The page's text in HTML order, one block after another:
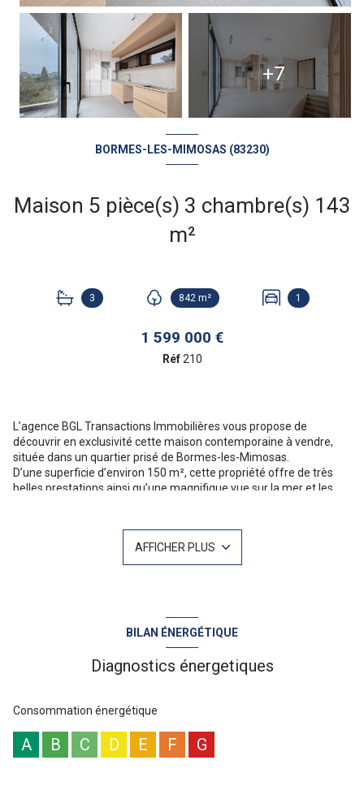
+7
BORMES-LES-MIMOSAS (83230)
Maison 5 pièce(s) 3 chambre(s) 143
m²
3 842 m² 1
1 599 000 €
Réf210
L’agence BGL Transactions Immobilières vous propose de
découvrir en exclusivité cette maison contemporaine à vendre,
située dans un quartier prisé de Bormes-les-Mimosas.
D’une superficie d’environ 150 m², cette propriété offre de très
belles prestations ainsi qu’une magnifique vue sur la mer et les
d’une cuisine entièrement équipée, d’un garage, de deux
chambres disposant chacune de leur salle d’eau privative, ainsi
que d’une magnifique suite parentale avec dressing et salle de
Pour plus d'informations ou une visite n'hésitez pas à contacter
Baptiste GAINNET 06 42 25 00 49 - Votre agent commercial sur Le
“Les informations sur les risques auxquels ce bien est exposé sont
AFFICHER PLUS
BILAN ÉNERGÉTIQUE
Diagnostics énergetiques
Consommation énergétique
A B C D E F G